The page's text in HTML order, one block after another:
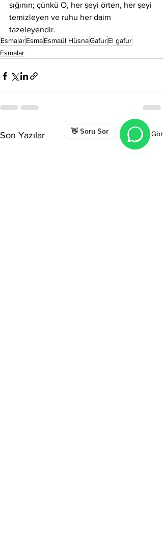
👋 Soru Sor
sığının; çünkü O, her şeyi örten, her şeyi
temizleyen ve ruhu her daim
tazeleyendir.
EsmalarEsmaEsmaül HüsnaGafurEl gafur
Esmalar
Son Yazılar Hepsini Gör